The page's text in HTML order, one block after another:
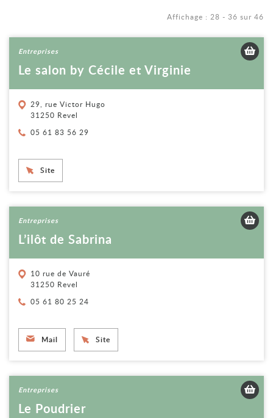
Affichage : 28 - 36 sur 46
Entreprises
Le salon by Cécile et Virginie
29, rue Victor Hugo
31250 Revel
Téléphone :
05 61 83 56 29
Site
Entreprises
L’ilôt de Sabrina
10 rue de Vauré
31250 Revel
Téléphone :
05 61 80 25 24
Mail Site
Entreprises
Le Poudrier